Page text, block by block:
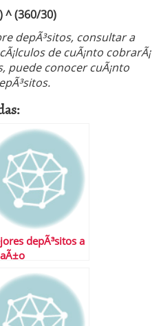
^ (360/30)
depÃ³sitos, consultar a
de cuÃ¡nto cobrarÃ¡
puede conocer cuÃ¡nto
depÃ³sitos a